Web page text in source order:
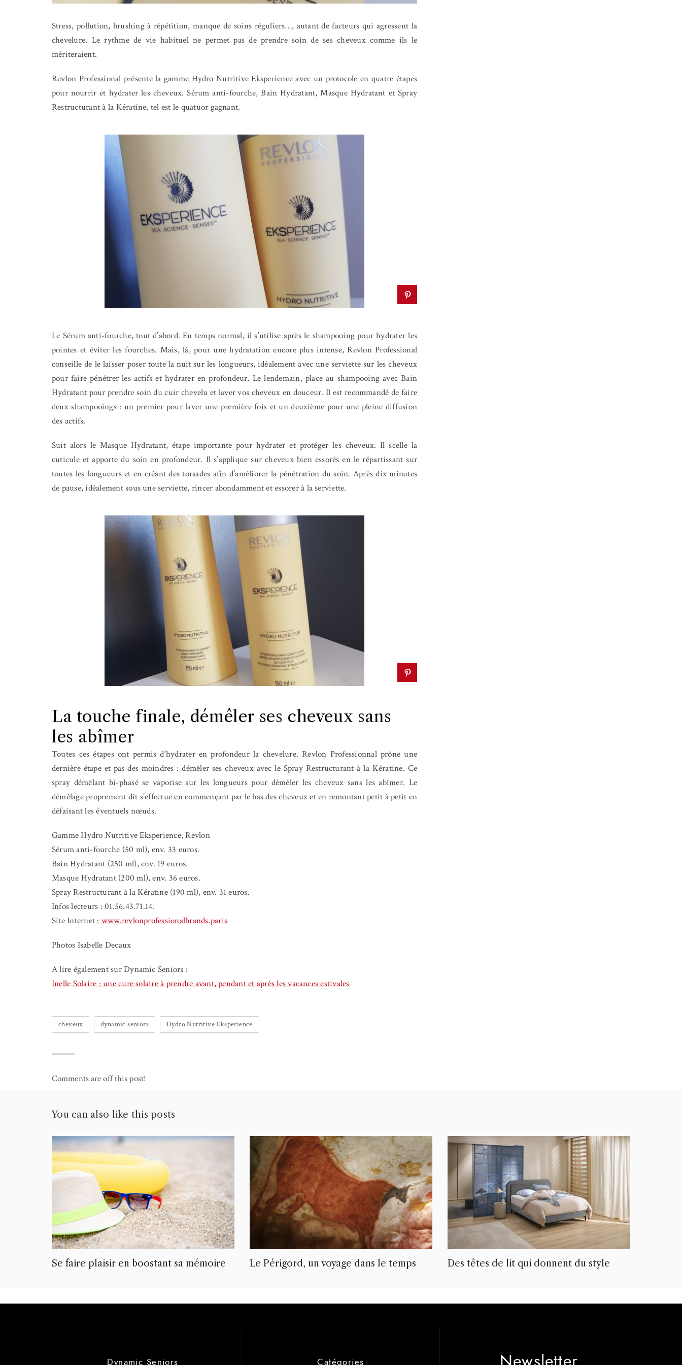
Stress, pollution, brushing à répétition, manque de soins réguliers…, autant de facteurs qui agressent la
chevelure. Le rythme de vie habituel ne permet pas de prendre soin de ses cheveux comme ils le
mériteraient.
Revlon Professional présente la gamme Hydro Nutritive Eksperience avec un protocole en quatre étapes
pour nourrir et hydrater les cheveux. Sérum anti-fourche, Bain Hydratant, Masque Hydratant et Spray
Restructurant à la Kératine, tel est le quatuor gagnant.
Le Sérum anti-fourche, tout d’abord. En temps normal, il s’utilise après le shampooing pour hydrater les
pointes et éviter les fourches. Mais, là, pour une hydratation encore plus intense, Revlon Professional
conseille de le laisser poser toute la nuit sur les longueurs, idéalement avec une serviette sur les cheveux
pour faire pénétrer les actifs et hydrater en profondeur. Le lendemain, place au shampooing avec Bain
Hydratant pour prendre soin du cuir chevelu et laver vos cheveux en douceur. Il est recommandé de faire
deux shampooings : un premier pour laver une première fois et un deuxième pour une pleine diffusion
des actifs.
Suit alors le Masque Hydratant, étape importante pour hydrater et protéger les cheveux. Il scelle la
cuticule et apporte du soin en profondeur. Il s’applique sur cheveux bien essorés en le répartissant sur
toutes les longueurs et en créant des torsades afin d’améliorer la pénétration du soin. Après dix minutes
de pause, idéalement sous une serviette, rincer abondamment et essorer à la serviette.
La touche finale, démêler ses cheveux sans
les abîmer
Toutes ces étapes ont permis d’hydrater en profondeur la chevelure. Revlon Professionnal prône une
dernière étape et pas des moindres : démêler ses cheveux avec le Spray Restructurant à la Kératine. Ce
spray démêlant bi-phasé se vaporise sur les longueurs pour démêler les cheveux sans les abîmer. Le
démêlage proprement dit s’effectue en commençant par le bas des cheveux et en remontant petit à petit en
défaisant les éventuels nœuds.
Gamme Hydro Nutritive Eksperience, Revlon
Sérum anti-fourche (50 ml), env. 33 euros.
Bain Hydratant (250 ml), env. 19 euros.
Masque Hydratant (200 ml), env. 36 euros.
Spray Restructurant à la Kératine (190 ml), env. 31 euros.
Infos lecteurs : 01.56.43.71.14.
Site Internet : www.revlonprofessionalbrands.paris
Photos Isabelle Decaux
A lire également sur Dynamic Seniors :
Inelle Solaire : une cure solaire à prendre avant, pendant et après les vacances estivales
cheveux dynamic seniors Hydro Nutritive Eksperience
Comments are off this post!
You can also like this posts
Se faire plaisir en boostant sa mémoire Le Périgord, un voyage dans le temps Des têtes de lit qui donnent du style
Dynamic Seniors Catégories